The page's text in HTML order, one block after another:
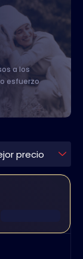
a los
esfuerzo
precio